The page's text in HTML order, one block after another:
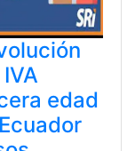
edad